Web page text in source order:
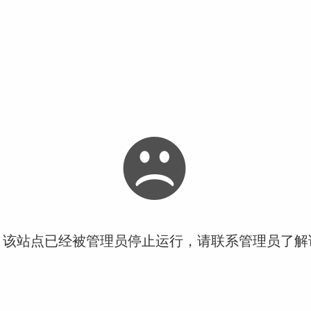
站点已经被管理员停止运行，请联系管理员了